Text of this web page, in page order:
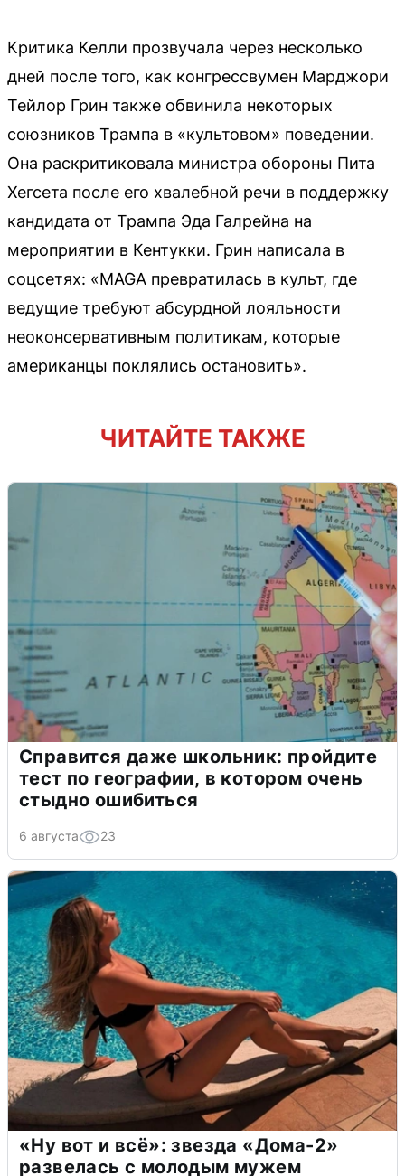
Критика Келли прозвучала через несколько
дней после того, как конгрессвумен Марджори
Тейлор Грин также обвинила некоторых
союзников Трампа в «культовом» поведении.
Она раскритиковала министра обороны Пита
Хегсета после его хвалебной речи в поддержку
кандидата от Трампа Эда Галрейна на
мероприятии в Кентукки. Грин написала в
соцсетях: «MAGA превратилась в культ, где
ведущие требуют абсурдной лояльности
неоконсервативным политикам, которые
американцы поклялись остановить».
ЧИТАЙТЕ ТАКЖЕ
Справится даже школьник: пройдите
тест по географии, в котором очень
стыдно ошибиться
6 августа 23
«Ну вот и всё»: звезда «Дома-2»
развелась с молодым мужем